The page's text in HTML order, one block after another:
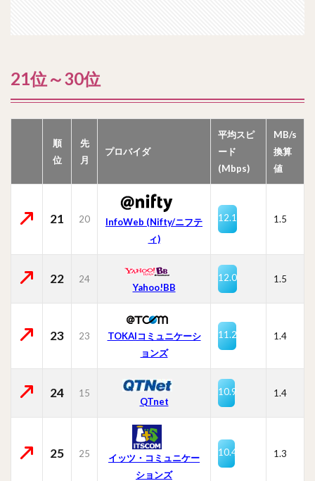
21位～30位
順
位
先
月
プロバイダ
平均スピ
ード
(Mbps)
MB/s
換算
値
21 20
InfoWeb (Nifty/ニフテ
ィ)
12.1 1.5
22 24
Yahoo!BB
12.0 1.5
23 23
TOKAIコミュニケーシ
ョンズ
11.2 1.4
24 15
QTnet
10.9 1.4
25 25
イッツ・コミュニケー
ションズ
10.4 1.3